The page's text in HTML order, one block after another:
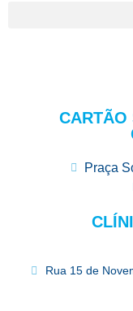
CARTÃO
Praça
Rua 15 de